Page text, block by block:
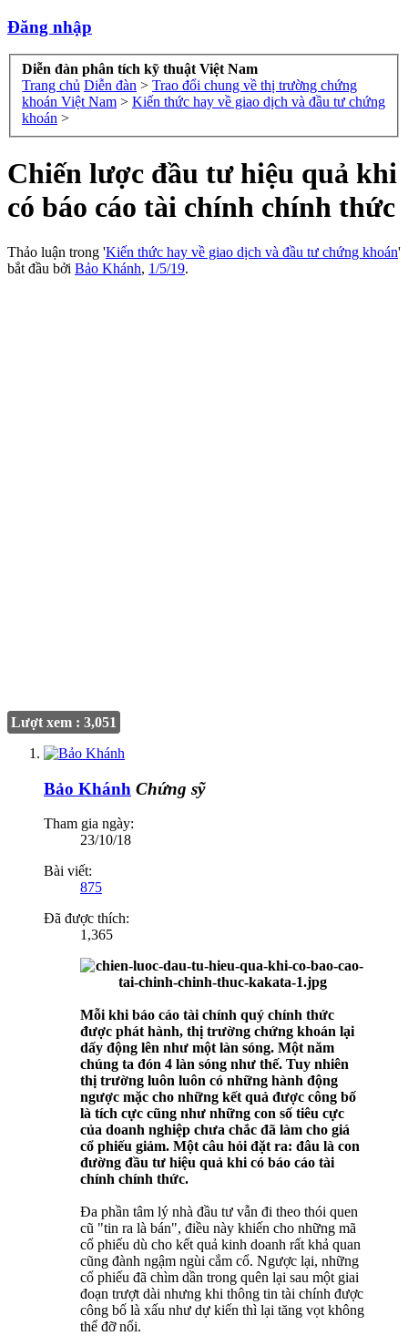
Đăng nhập
Diễn đàn phân tích kỹ thuật Việt Nam
Trang chủ Diễn đàn > Trao đổi chung về thị trường chứng
khoán Việt Nam > Kiến thức hay về giao dịch và đầu tư chứng
khoán >
Chiến lược đầu tư hiệu quả khi
có báo cáo tài chính chính thức
Thảo luận trong 'Kiến thức hay về giao dịch và đầu tư chứng khoán'
bắt đầu bởi Bảo Khánh, 1/5/19.
Lượt xem : 3,051
Bảo Khánh Chứng sỹ
Tham gia ngày:
23/10/18
Bài viết:
875
Đã được thích:
1,365
Mỗi khi báo cáo tài chính quý chính thức
được phát hành, thị trường chứng khoán lại
dấy động lên như một làn sóng. Một năm
chúng ta đón 4 làn sóng như thế. Tuy nhiên
thị trường luôn luôn có những hành động
ngược mặc cho những kết quả được công bố
là tích cực cũng như những con số tiêu cực
của doanh nghiệp chưa chắc đã làm cho giá
cổ phiếu giảm. Một câu hỏi đặt ra: đâu là con
đường đầu tư hiệu quả khi có báo cáo tài
chính chính thức.
Đa phần tâm lý nhà đầu tư vẫn đi theo thói quen
cũ "tin ra là bán", điều này khiến cho những mã
cổ phiếu dù cho kết quả kinh doanh rất khả quan
cũng đành ngậm ngùi cắm cổ. Ngược lại, những
cổ phiếu đã chìm dần trong quên lại sau một giai
đoạn trượt dài nhưng khi thông tin tài chính được
công bố là xấu như dự kiến thì lại tăng vọt không
thể đỡ nổi.